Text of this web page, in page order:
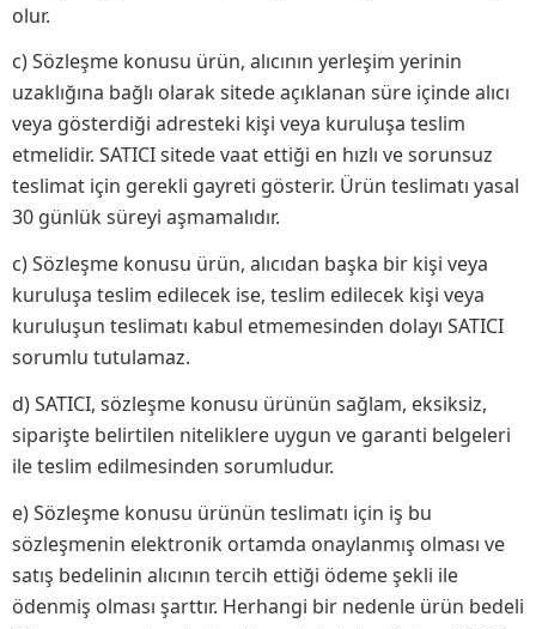
olur.
c) Sözleşme konusu ürün, alıcının yerleşim yerinin
uzaklığına bağlı olarak sitede açıklanan süre içinde alıcı
veya gösterdiği adresteki kişi veya kuruluşa teslim
etmelidir. SATICI sitede vaat ettiği en hızlı ve sorunsuz
teslimat için gerekli gayreti gösterir. Ürün teslimatı yasal
30 günlük süreyi aşmamalıdır.
c) Sözleşme konusu ürün, alıcıdan başka bir kişi veya
kuruluşa teslim edilecek ise, teslim edilecek kişi veya
kuruluşun teslimatı kabul etmemesinden dolayı SATICI
sorumlu tutulamaz.
d) SATICI, sözleşme konusu ürünün sağlam, eksiksiz,
siparişte belirtilen niteliklere uygun ve garanti belgeleri
ile teslim edilmesinden sorumludur.
e) Sözleşme konusu ürünün teslimatı için iş bu
sözleşmenin elektronik ortamda onaylanmış olması ve
satış bedelinin alıcının tercih ettiği ödeme şekli ile
ödenmiş olması şarttır. Herhangi bir nedenle ürün bedeli